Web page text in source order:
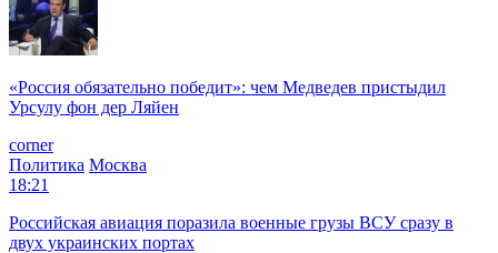
«Россия обязательно победит»: чем Медведев пристыдил
Урсулу фон дер Ляйен
corner
Политика Москва
18:21
Российская авиация поразила военные грузы ВСУ сразу в
двух украинских портах